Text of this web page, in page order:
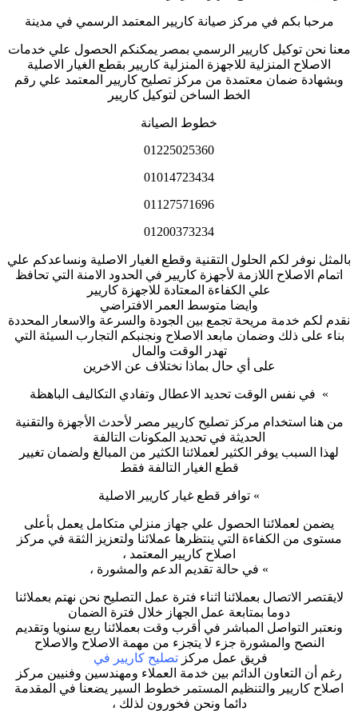
مرحبا بكم في مركز صيانة كاريير المعتمد الرسمي في مدينة
معنا نحن توكيل كاريير الرسمي بمصر يمكنكم الحصول علي خدمات
الاصلاح المنزلية للاجهزة المنزلية كاريير بقطع الغيار الاصلية
وبشهادة ضمان معتمدة من مركز تصليح كاريير المعتمد علي رقم
الخط الساخن لتوكيل كاريير
خطوط الصيانة
01225025360
01014723434
01127571696
01200373234
بالمثل نوفر لكم الحلول التقنية وقطع الغيار الاصلية ونساعدكم علي
اتمام الاصلاح اللازمة لأجهزة كاريير في الحدود الامنة التي تحافظ
علي الكفاءة المعتادة للاجهزة كاريير
وايضا متوسط العمر الافتراضي
نقدم لكم خدمة مريحة تجمع بين الجودة والسرعة والاسعار المحددة
بناء على ذلك وضمان مابعد الاصلاح ونجنبكم التجارب السيئة التي
تهدر الوقت والمال
على أي حال بماذا نختلاف عن الاخرين
» في نفس الوقت تحديد الاعطال وتفادي التكاليف الباهظة
من هنا استخدام مركز تصليح كاريير مصر لأحدث الأجهزة والتقنية
الحديثة في تحديد المكونات التالفة
لهذا السبب يوفر الكثير لعملائنا الكثير من المبالغ ولضمان تغيير
قطع الغيار التالفة فقط
» توافر قطع غيار كاريير الاصلية
يضمن لعملائنا الحصول علي جهاز منزلي متكامل يعمل بأعلى
مستوى من الكفاءة التي ينتظرها عملائنا ولتعزيز الثقة في مركز
اصلاح كاريير المعتمد ،
» في حالة تقديم الدعم والمشورة ،
لايقتصر الاتصال بعملائنا اثناء فترة عمل التصليح نحن نهتم بعملائنا
دوما بمتابعة عمل الجهاز خلال فترة الضمان
ونعتبر التواصل المباشر في أقرب وقت بعملائنا ربع سنويا وتقديم
النصح والمشورة جزء لا يتجزء من مهمة الاصلاح والاصلاح
فريق عمل مركز تصليح كاريير في
رغم أن التعاون الدائم بين خدمة العملاء ومهندسين وفنيين مركز
اصلاح كاريير والتنظيم المستمر خطوط السير يضعنا في المقدمة
دائما ونحن فخورون لذلك ،